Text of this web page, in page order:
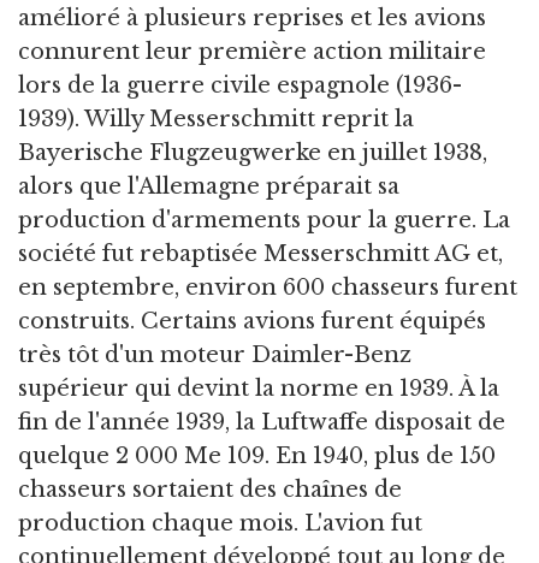
amélioré à plusieurs reprises et les avions
connurent leur première action militaire
lors de la guerre civile espagnole (1936-
1939). Willy Messerschmitt reprit la
Bayerische Flugzeugwerke en juillet 1938,
alors que l'Allemagne préparait sa
production d'armements pour la guerre. La
société fut rebaptisée Messerschmitt AG et,
en septembre, environ 600 chasseurs furent
construits. Certains avions furent équipés
très tôt d'un moteur Daimler-Benz
supérieur qui devint la norme en 1939. À la
fin de l'année 1939, la Luftwaffe disposait de
quelque 2 000 Me 109. En 1940, plus de 150
chasseurs sortaient des chaînes de
production chaque mois. L'avion fut
continuellement développé tout au long de